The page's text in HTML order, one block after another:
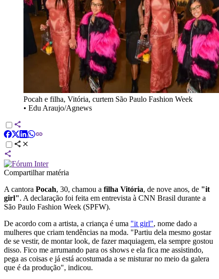
Pocah e filha, Vitória, curtem São Paulo Fashion Week
• Edu Araujo/Agnews
Compartilhar matéria
A cantora Pocah, 30, chamou a filha Vitória, de nove anos, de "it
girl". A declaração foi feita em entrevista à CNN Brasil durante a
São Paulo Fashion Week (SPFW).
De acordo com a artista, a criança é uma "it girl", nome dado a
mulheres que criam tendências na moda. "Partiu dela mesmo gostar
de se vestir, de montar look, de fazer maquiagem, ela sempre gostou
disso. Fico me arrumando para os shows e ela fica me assistindo,
pega as coisas e já está acostumada a se misturar no meio da galera
que é da produção", indicou.